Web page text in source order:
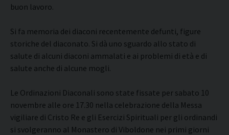
buon lavoro.
Si fa memoria dei diaconi recentemente defunti, figure
storiche del diaconato. Si dà uno sguardo allo stato di
salute di alcuni diaconi ammalati e ai problemi di età e di
salute anche di alcune mogli.
Le Ordinazioni Diaconali sono state fissate per sabato 10
novembre alle ore 17.30 nella celebrazione della Messa
vigiliare di Cristo Re e gli Esercizi Spirituali per gli ordinandi
si svolgeranno al Monastero di Viboldone nei primi giorni